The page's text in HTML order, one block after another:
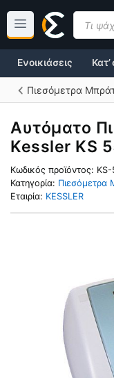
περιεχόμενο
search
Ενοικιάσεις
Πιεσόμετρα
Αυτόματο
Kessler KS
Κωδικός προϊόντος: KS-
Κατηγορία: Πιεσόμετρα
Εταιρία: KESSLER